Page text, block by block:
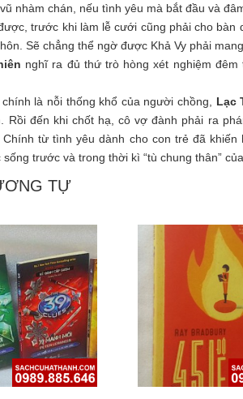
nhàm chán, nếu tình yêu mà bắt đầu và
trước khi làm lễ cưới cũng phải cho
Sẽ chẳng thể ngờ được Khả Vy phải
nghĩ ra đủ thứ trò hòng xét nghiệm đêm
là nỗi thống khổ của người chồng, Lạc
Rồi đến khi chốt hạ, cô vợ đành phải ra
từ tình yêu dành cho con trẻ đã
trước và trong thời kì “tù chung thân”
TỰ